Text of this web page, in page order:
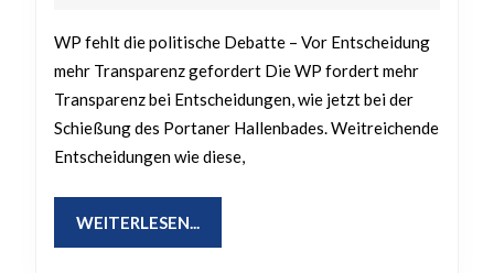
wie
des
WP fehlt die politische Debatte – Vor Entscheidung
mehr Transparenz gefordert Die WP fordert mehr
Transparenz bei Entscheidungen, wie jetzt bei der
Schießung des Portaner Hallenbades. Weitreichende
Entscheidungen wie diese,
WEITERLESEN...